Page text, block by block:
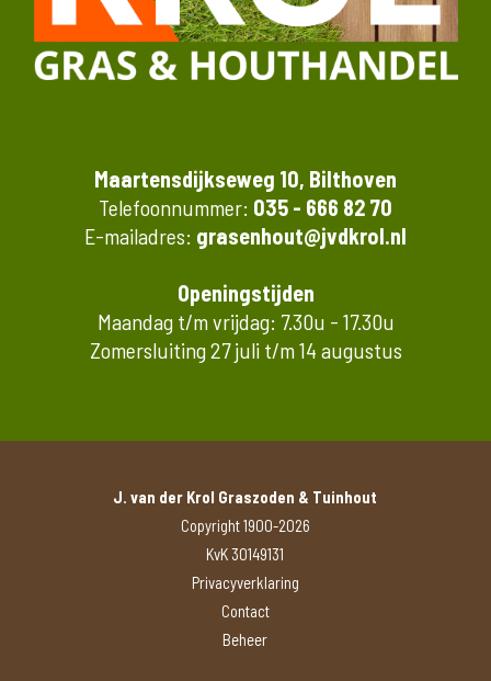
Maartensdijkseweg 10, Bilthoven
Telefoonnummer: 035 - 666 82 70
E-mailadres: grasenhout@jvdkrol.nl
Openingstijden
Maandag t/m vrijdag: 7.30u - 17.30u
Zomersluiting 27 juli t/m 14 augustus
J. van der Krol Graszoden & Tuinhout
Copyright 1900-2026
KvK 30149131
Privacyverklaring
Contact
Beheer